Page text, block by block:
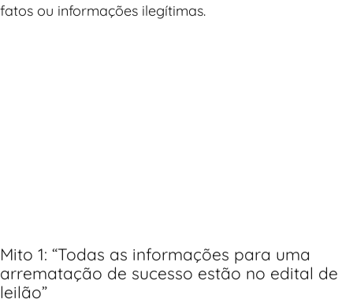
fatos ou informações ilegítimas.
Mito 1: “Todas as informações para uma
arrematação de sucesso estão no edital de
leilão”